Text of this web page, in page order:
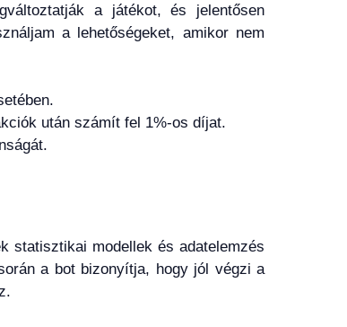
a játékot, és jelentősen
a lehetőségeket, amikor nem
után számít fel 1%-os díjat.
statisztikai modellek és adatelemzés
a bot bizonyítja, hogy jól végzi a